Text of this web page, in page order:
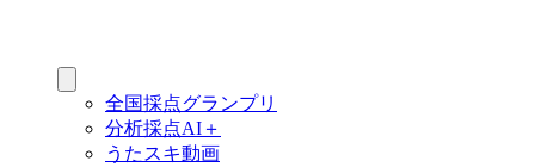
全国採点グランプリ
分析採点AI＋
うたスキ動画